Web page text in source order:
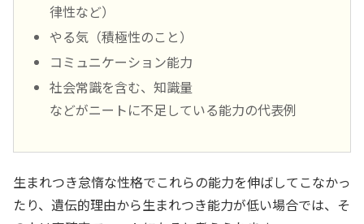
律性など）
やる気（積極性のこと）
コミュニケーション能力
社会常識を含む、知識量
などがニートに不足している能力の代表例
生まれつき怠惰な性格でこれらの能力を伸ばしてこなかっ
たり、遺伝的理由から生まれつき能力が低い場合では、そ